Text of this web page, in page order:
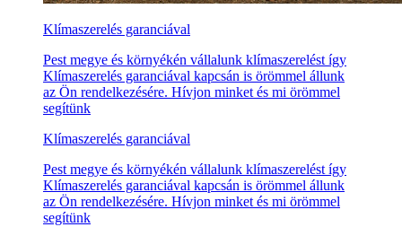
Klímaszerelés garanciával
Pest megye és környékén vállalunk klímaszerelést így
Klímaszerelés garanciával kapcsán is örömmel állunk
az Ön rendelkezésére. Hívjon minket és mi örömmel
segítünk
Klímaszerelés garanciával
Pest megye és környékén vállalunk klímaszerelést így
Klímaszerelés garanciával kapcsán is örömmel állunk
az Ön rendelkezésére. Hívjon minket és mi örömmel
segítünk